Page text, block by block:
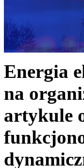
Energia
na
artykule